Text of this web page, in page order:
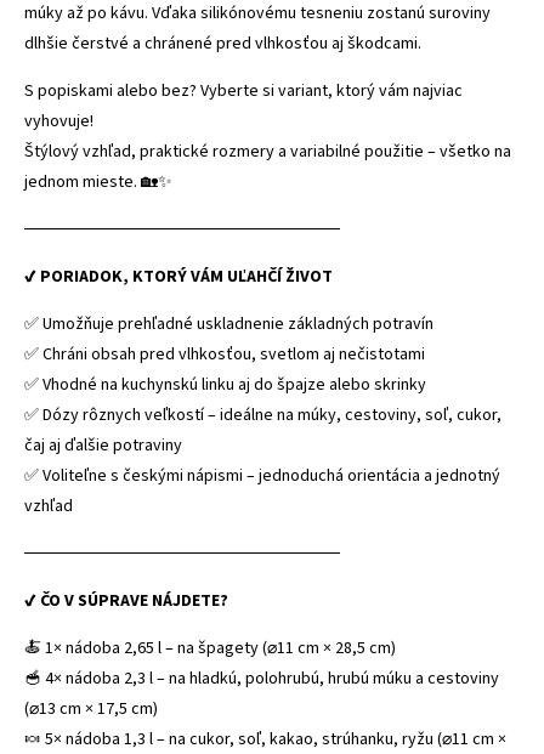
múky až po kávu. Vďaka silikónovému tesneniu zostanú suroviny
dlhšie čerstvé a chránené pred vlhkosťou aj škodcami.
S popiskami alebo bez? Vyberte si variant, ktorý vám najviac
vyhovuje!
Štýlový vzhľad, praktické rozmery a variabilné použitie – všetko na
jednom mieste. 🏡✨
──────────────────────────
✔ PORIADOK, KTORÝ VÁM UĽAHČÍ ŽIVOT
✅ Umožňuje prehľadné uskladnenie základných potravín
✅ Chráni obsah pred vlhkosťou, svetlom aj nečistotami
✅ Vhodné na kuchynskú linku aj do špajze alebo skrinky
✅ Dózy rôznych veľkostí – ideálne na múky, cestoviny, soľ, cukor,
čaj aj ďalšie potraviny
✅ Voliteľne s českými nápismi – jednoduchá orientácia a jednotný
vzhľad
──────────────────────────
✔ ČO V SÚPRAVE NÁJDETE?
🍝 1× nádoba 2,65 l – na špagety (⌀11 cm × 28,5 cm)
🥣 4× nádoba 2,3 l – na hladkú, polohrubú, hrubú múku a cestoviny
(⌀13 cm × 17,5 cm)
🍬 5× nádoba 1,3 l – na cukor, soľ, kakao, strúhanku, ryžu (⌀11 cm ×